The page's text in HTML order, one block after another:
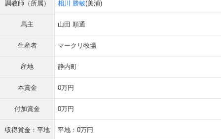
調教師（所属） 相川 勝敏(美浦)
馬主 山田 順通
生産者 マークリ牧場
産地 静内町
本賞金 0万円
付加賞金 0万円
収得賞金：平地 平地：0万円